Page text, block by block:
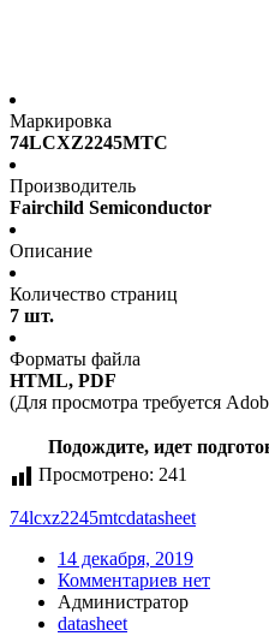
Маркировка
74LCXZ2245MTC
Производитель
Fairchild Semiconductor
Описание
Количество страниц
7 шт.
Форматы файла
HTML, PDF
(Для просмотра требуется
Подождите, идет
Просмотрено: 241
74lcxz2245mtcdatasheet
14 декабря, 2019
Комментариев нет
Администратор
datasheet